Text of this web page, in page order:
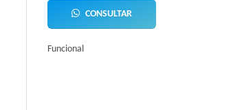
CONSULTAR
Funcional